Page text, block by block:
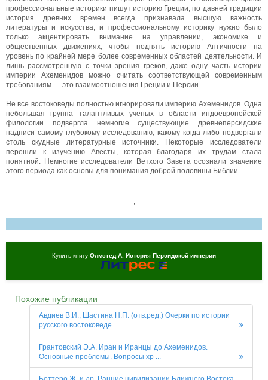
профессиональные историки пишут историю Греции; по давней традиции
история древних времен всегда признавала высшую важность
литературы и искусства, и профессиональному историку нужно было
только акцентировать внимание на управлении, экономике и
общественных движениях, чтобы поднять историю Античности на
уровень по крайней мере более современных областей деятельности. И
лишь рассмотренную с точки зрения греков, даже одну часть истории
империи Ахеменидов можно считать соответствующей современным
требованиям — это взаимоотношения Греции и Персии.
Не все востоковеды полностью игнорировали империю Ахеменидов. Одна
небольшая группа талантливых ученых в области индоевропейской
филологии подвергла немногие существующие древнеперсидские
надписи самому глубокому исследованию, какому когда-либо подвергали
столь скудные литературные источники. Некоторые исследователи
перешли к изучению Авесты, которая благодаря их трудам стала
понятной. Немногие исследователи Ветхого Завета осознали значение
этого периода как основы для понимания доброй половины Библии...
,
Купить книгу Олмстед А. История Персидской империи
Похожие публикации
Авдиев В.И., Шастина Н.П. (отв.ред.) Очерки по истории
русского востоковеде ...
Грантовский Э.А. Иран и Иранцы до Ахеменидов.
Основные проблемы. Вопросы хр ...